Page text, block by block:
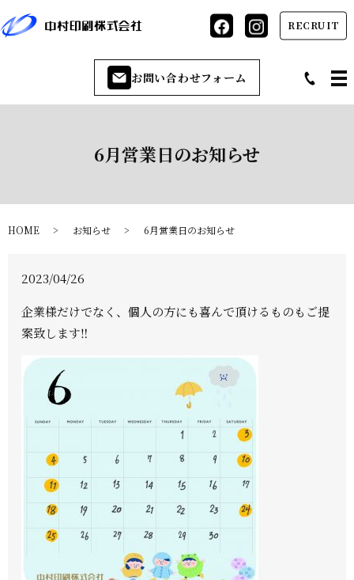
お問い合わせフォーム
RECRUIT
6月営業日のお知らせ
HOME お知らせ 6月営業日のお知らせ
2023/04/26
企業様だけでなく、個人の方にも喜んで頂けるものもご提
案致します‼